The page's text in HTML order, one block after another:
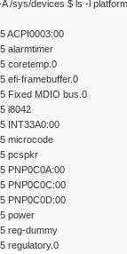
/sys/devices $ ls -l
ACPI0003:00
alarmtimer
coretemp.0
efi-framebuffer.0
Fixed MDIO bus.0
i8042
INT33A0:00
microcode
pcspkr
PNP0C0A:00
PNP0C0C:00
PNP0C0D:00
power
reg-dummy
regulatory.0